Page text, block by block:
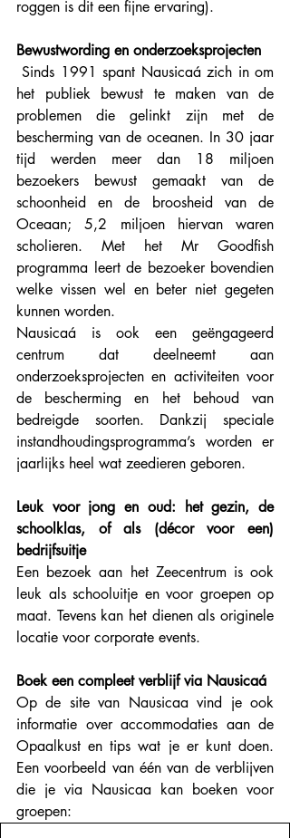
roggen is dit een fijne ervaring).
Bewustwording en onderzoeksprojecten
Sinds 1991 spant Nausicaá zich in om
het publiek bewust te maken van de
problemen die gelinkt zijn met de
bescherming van de oceanen. In 30 jaar
tijd werden meer dan 18 miljoen
bezoekers bewust gemaakt van de
schoonheid en de broosheid van de
Oceaan; 5,2 miljoen hiervan waren
scholieren. Met het Mr Goodfish
programma leert de bezoeker bovendien
welke vissen wel en beter niet gegeten
kunnen worden.
Nausicaá is ook een geëngageerd
centrum dat deelneemt aan
onderzoeksprojecten en activiteiten voor
de bescherming en het behoud van
bedreigde soorten. Dankzij speciale
instandhoudingsprogramma’s worden er
jaarlijks heel wat zeedieren geboren.
Leuk voor jong en oud: het gezin, de
schoolklas, of als (décor voor een)
bedrijfsuitje
Een bezoek aan het Zeecentrum is ook
leuk als schooluitje en voor groepen op
maat. Tevens kan het dienen als originele
locatie voor corporate events.
Boek een compleet verblijf via Nausicaá
Op de site van Nausicaa vind je ook
informatie over accommodaties aan de
Opaalkust en tips wat je er kunt doen.
Een voorbeeld van één van de verblijven
die je via Nausicaa kan boeken voor
groepen: